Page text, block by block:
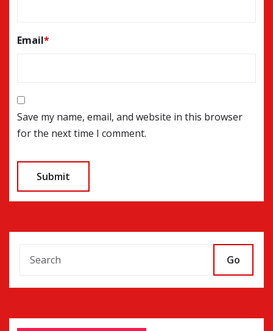
Email*
Save my name, email, and website in this browser
for the next time I comment.
Go